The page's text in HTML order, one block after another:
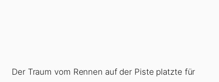
Der Traum vom Rennen auf der Piste platzte für